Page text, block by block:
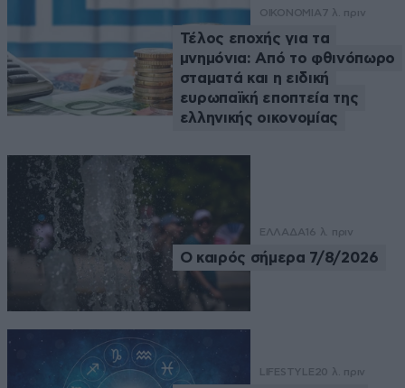
ΟΙΚΟΝΟΜΙΑ7 λ. πριν
Τέλος εποχής για τα
μνημόνια: Από το φθινόπωρο
σταματά και η ειδική
ευρωπαϊκή εποπτεία της
ελληνικής οικονομίας
ΕΛΛΑΔΑ 16 λ. πριν
Ο καιρός σήμερα 7/8/2026
LIFESTYLE 20 λ. πριν